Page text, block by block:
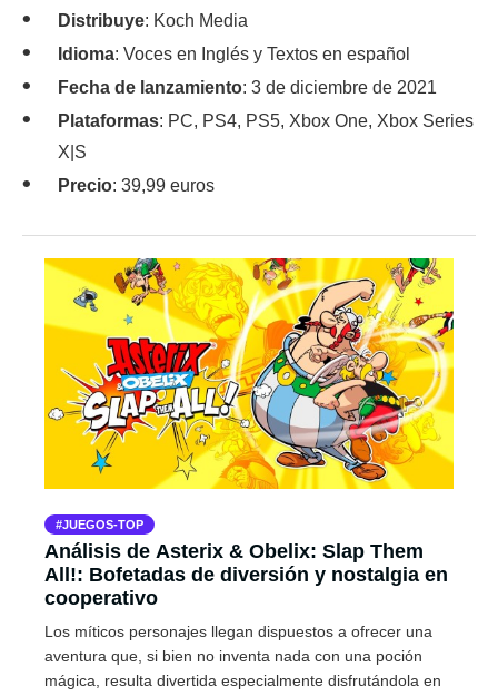
Distribuye: Koch Media
Idioma: Voces en Inglés y Textos en español
Fecha de lanzamiento: 3 de diciembre de 2021
Plataformas: PC, PS4, PS5, Xbox One, Xbox Series
X|S
Precio: 39,99 euros
JUEGOS-TOP
Análisis de Asterix & Obelix: Slap Them
All!: Bofetadas de diversión y nostalgia en
cooperativo
Los míticos personajes llegan dispuestos a ofrecer una
aventura que, si bien no inventa nada con una poción
mágica, resulta divertida especialmente disfrutándola en